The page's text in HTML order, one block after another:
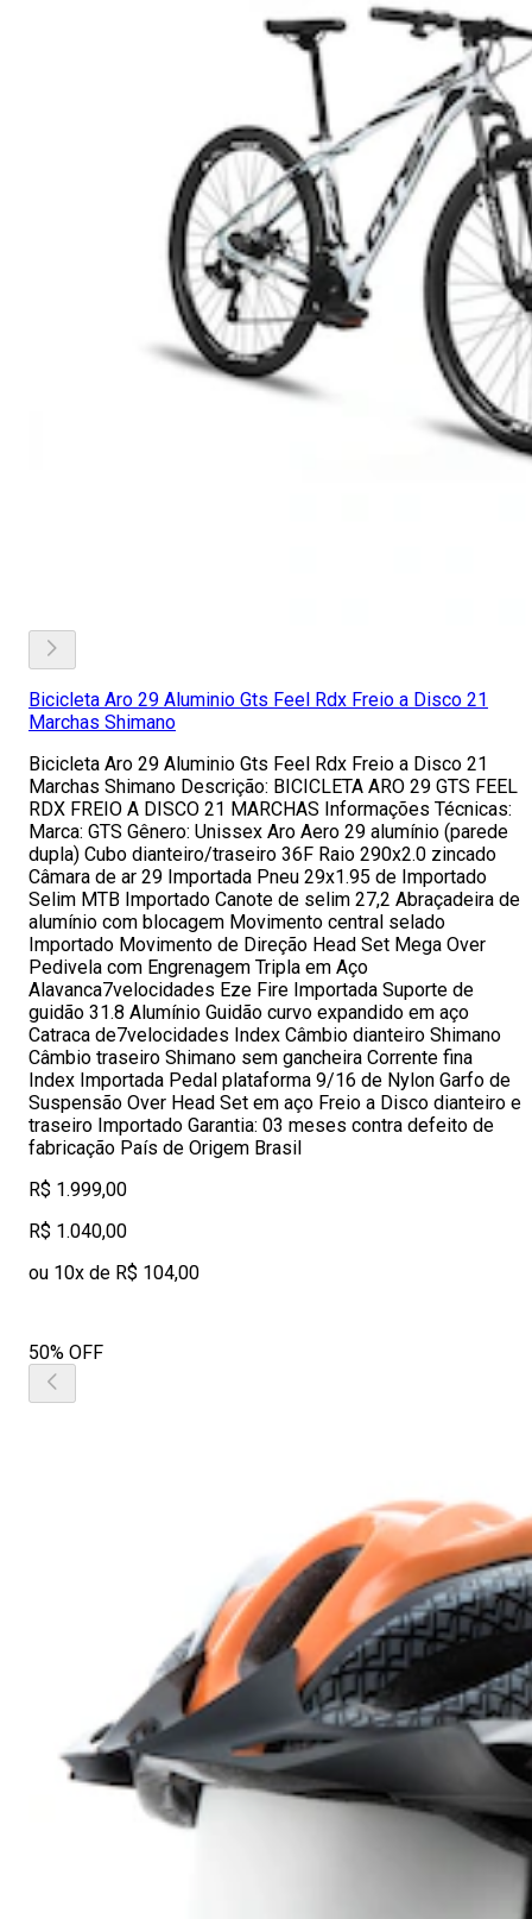
Bicicleta Aro 29 Aluminio Gts Feel Rdx Freio a Disco 21
Marchas Shimano
Bicicleta Aro 29 Aluminio Gts Feel Rdx Freio a Disco 21
Marchas Shimano Descrição: BICICLETA ARO 29 GTS FEEL
RDX FREIO A DISCO 21 MARCHAS Informações Técnicas:
Marca: GTS Gênero: Unissex Aro Aero 29 alumínio (parede
dupla) Cubo dianteiro/traseiro 36F Raio 290x2.0 zincado
Câmara de ar 29 Importada Pneu 29x1.95 de Importado
Selim MTB Importado Canote de selim 27,2 Abraçadeira de
alumínio com blocagem Movimento central selado
Importado Movimento de Direção Head Set Mega Over
Pedivela com Engrenagem Tripla em Aço
Alavanca7velocidades Eze Fire Importada Suporte de
guidão 31.8 Alumínio Guidão curvo expandido em aço
Catraca de7velocidades Index Câmbio dianteiro Shimano
Câmbio traseiro Shimano sem gancheira Corrente fina
Index Importada Pedal plataforma 9/16 de Nylon Garfo de
Suspensão Over Head Set em aço Freio a Disco dianteiro e
traseiro Importado Garantia: 03 meses contra defeito de
fabricação País de Origem Brasil
R$ 1.999,00
R$ 1.040,00
ou 10x de R$ 104,00
50% OFF